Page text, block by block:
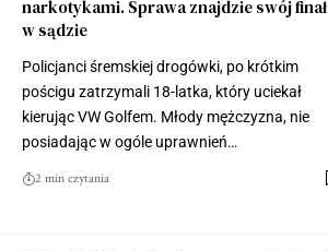
narkotykami. Sprawa znajdzie swój finał
w sądzie
Policjanci śremskiej drogówki, po krótkim
pościgu zatrzymali 18-latka, który uciekał
kierując VW Golfem. Młody mężczyzna, nie
posiadając w ogóle uprawnień…
2 min czytania